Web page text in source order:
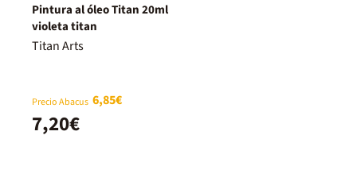
Pintura al óleo Titan 20ml
violeta titan
Titan Arts
Precio Abacus 6,85€
7,20€